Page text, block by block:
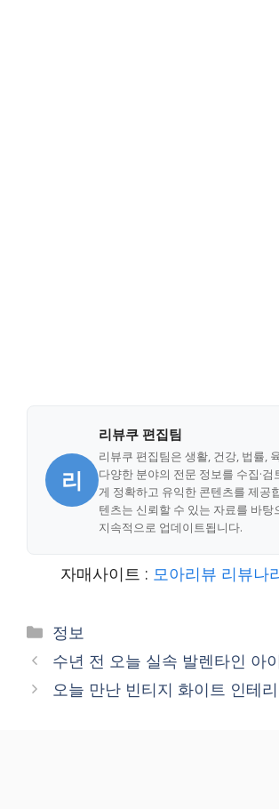
리
리뷰쿠 편집팀
리뷰쿠 편집팀은 생활, 건강, 법률,
다양한 분야의 전문 정보를 수집·검
게 정확하고 유익한 콘텐츠를 제공
텐츠는 신뢰할 수 있는 자료를 바탕
지속적으로 업데이트됩니다.
자매사이트 : 모아리뷰 리뷰나
Categories
정보
수년 전 오늘 실속 발렌타인 아
오늘 만난 빈티지 화이트 인테